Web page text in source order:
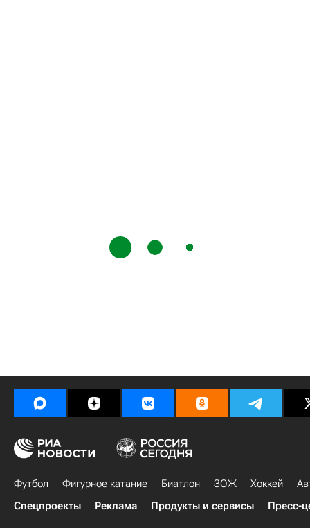
Футбол Фигурное катание Биатлон ЗОЖ Хоккей
Спецпроекты
Реклама Продукты и сервисы Пресс-